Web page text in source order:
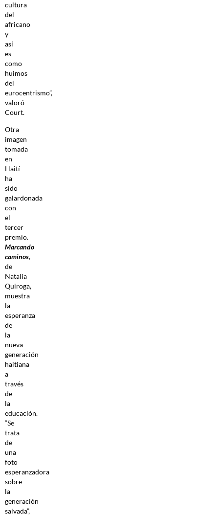
cultura
del
africano
y
así
es
como
huimos
del
eurocentrismo”,
valoró
Court.
Otra
imagen
tomada
en
Haití
ha
sido
galardonada
con
el
tercer
premio.
Marcando
caminos,
de
Natalia
Quiroga,
muestra
la
esperanza
de
la
nueva
generación
haitiana
a
través
de
la
educación.
“Se
trata
de
una
foto
esperanzadora
sobre
la
generación
salvada”,